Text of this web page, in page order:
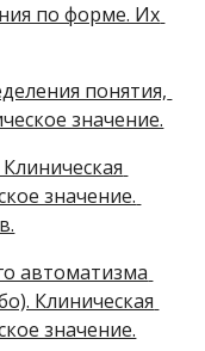
по форме. Их
понятия,
значение.
значение.
автоматизма
Клиническая
значение.